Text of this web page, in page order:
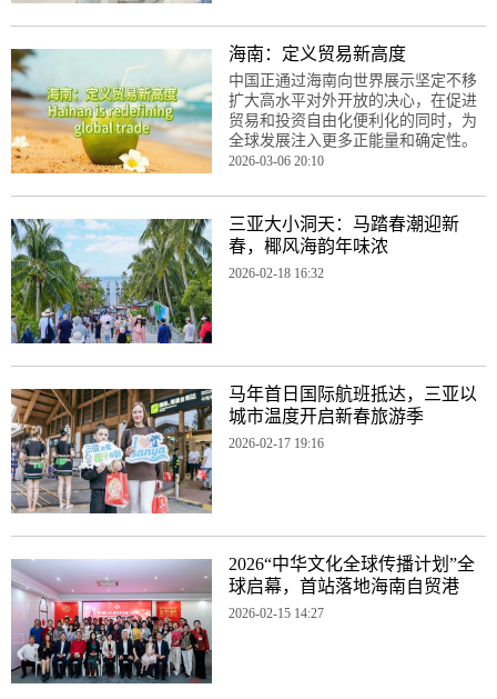
海南：定义贸易新高度
中国正通过海南向世界展示坚定不移
扩大高水平对外开放的决心，在促进
贸易和投资自由化便利化的同时，为
全球发展注入更多正能量和确定性。
2026-03-06 20:10
三亚大小洞天：马踏春潮迎新
春，椰风海韵年味浓
2026-02-18 16:32
马年首日国际航班抵达，三亚以
城市温度开启新春旅游季
2026-02-17 19:16
2026“中华文化全球传播计划”全
球启幕，首站落地海南自贸港
2026-02-15 14:27